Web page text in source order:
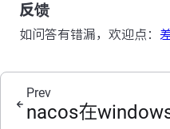
反馈
如问答有错漏，欢迎点：
Prev
nacos在